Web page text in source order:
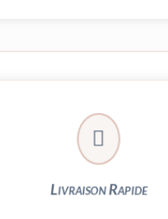

Livraison Rapide
Votre commande est expédiée sous
24/48h et livrée par Colissimo.